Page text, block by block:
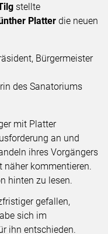
stellte
Platter die neuen
Bürgermeister
des Sanatoriums
mit Platter
an und
ihres Vorgängers
näher kommentieren.
hinten zu lesen.
gefallen,
sich im
ihn entschieden.